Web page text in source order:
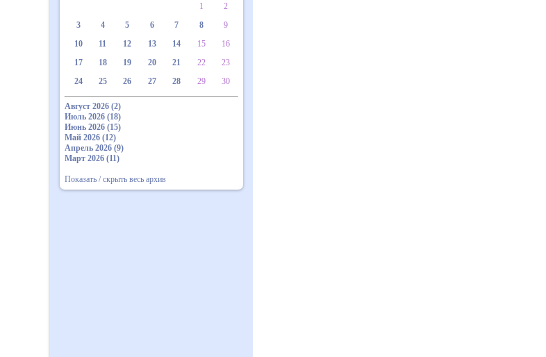
1
2
3
4 5 6 7 8
9
10
11 12 13 14 15
16
17
18 19 20 21 22
23
24
25 26 27 28 29 30
Август 2026 (2)
Июль 2026 (18)
Июнь 2026 (15)
Май 2026 (12)
Апрель 2026 (9)
Март 2026 (11)
Показать / скрыть весь архив